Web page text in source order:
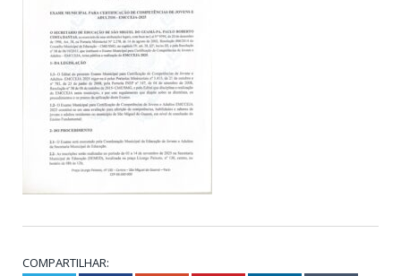
COMPARTILHAR: